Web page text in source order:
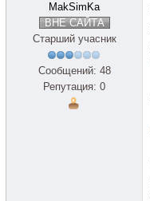
MakSimKa
ВНЕ САЙТА
Старший учасник
Сообщений: 48
Репутация: 0